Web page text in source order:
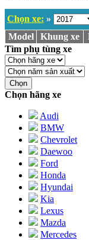
Chọn xe: »
Model
Khung xe
Tìm phụ tùng xe
Chọn
Chọn hãng xe
Audi
BMW
Chevrolet
Daewoo
Ford
Honda
Hyundai
Kia
Lexus
Mazda
Mercedes